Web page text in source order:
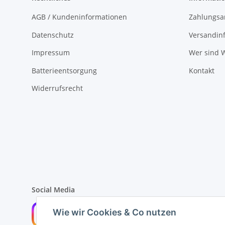
Wie wir Cookies & Co nutzen
AGB / Kundeninformationen
Datenschutz
Impressum
Batterieentsorgung
Widerrufsrecht
Wer sind
Kontakt
Social Media